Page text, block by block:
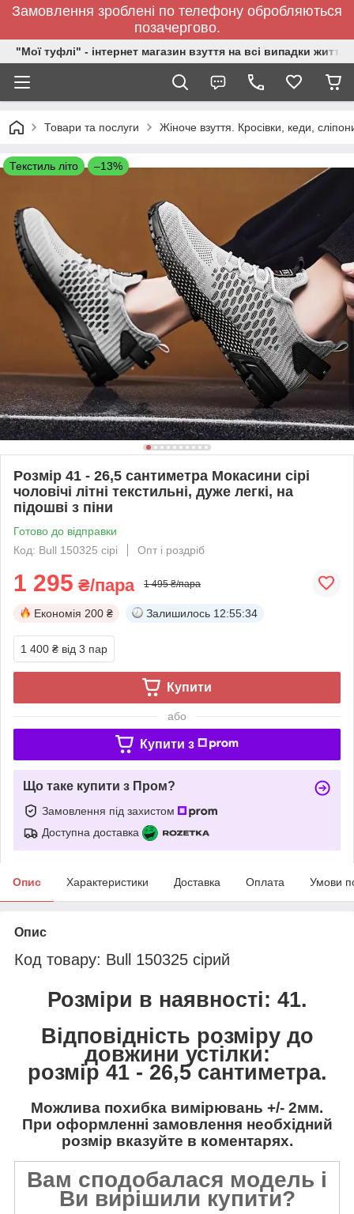
Замовлення зроблені по телефону обробляються
позачергово.
"Мої туфлі" - інтернет магазин взуття на всі випадки життя.
Товари та послуги Жіноче взуття. Кросівки, кеди,
Текстиль літо –13%
Розмір 41 - 26,5 сантиметра Мокасини сірі
чоловічі літні текстильні, дуже легкі, на
підошві з піни
Готово до відправки
Код: Bull 150325 сірі
Опт і роздріб
1 295 ₴/пара 1 495 ₴/пара
Економія 200 ₴ Залишилось 12:55:34
1 400 ₴ від 3 пар
Купити
або
Купити з
Що таке купити з Пром?
Замовлення під захистом
Доступна доставка
Опис Характеристики Доставка Оплата Умови
Опис
Код товару: Bull 150325 сірий
Розміри в наявності: 41.
Відповідність розміру до
довжини устілки:
розмір 41 - 26,5 сантиметра.
Можлива похибка вимірювань +/- 2мм.
При оформленні замовлення необхідний
розмір вказуйте в коментарях.
Вам сподобалася модель і
Ви вирішили купити?